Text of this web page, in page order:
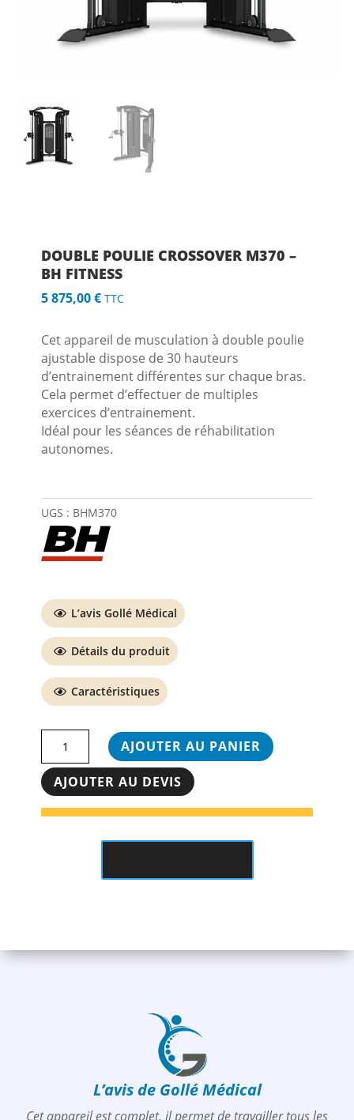
DOUBLE POULIE CROSSOVER M370 –
BH FITNESS
5 875,00€ TTC
Cet appareil de musculation à double poulie
ajustable dispose de 30 hauteurs
d’entrainement différentes sur chaque bras.
Cela permet d’effectuer de multiples
exercices d’entrainement.
Idéal pour les séances de réhabilitation
autonomes.
UGS : BHM370
L’avis Gollé Médical
Détails du produit
Caractéristiques
DOUBLE
POULIE
CROSSOVER
AJOUTER AU PANIER
AJOUTER AU DEVIS
L’avis de Gollé Médical
Cet appareil est complet, il permet de travailler tous les